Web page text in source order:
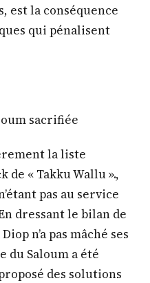
est la conséquence
qui pénalisent
sacrifiée
la liste
de « Takku Wallu ».,
pas au service
dressant le bilan de
n’a pas mâché ses
du Saloum a été
des solutions